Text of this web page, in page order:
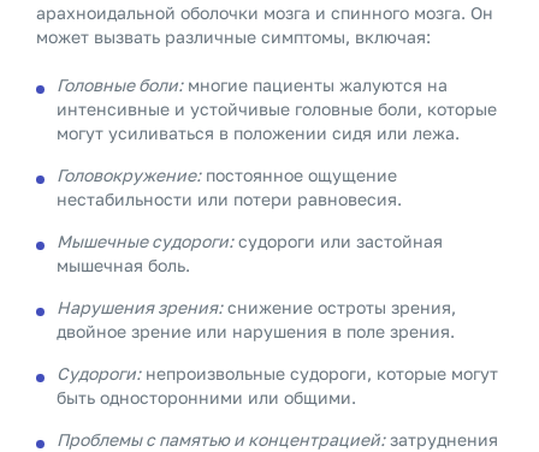
арахноидальной оболочки мозга и спинного мозга. Он
может вызвать различные симптомы, включая:
Головные боли:многие пациенты жалуются на
интенсивные и устойчивые головные боли, которые
могут усиливаться в положении сидя или лежа.
Головокружение:постоянное ощущение
нестабильности или потери равновесия.
Мышечные судороги:судороги или застойная
мышечная боль.
Нарушения зрения:снижение остроты зрения,
двойное зрение или нарушения в поле зрения.
Судороги:непроизвольные судороги, которые могут
быть односторонними или общими.
Проблемы с памятью и концентрацией:затруднения